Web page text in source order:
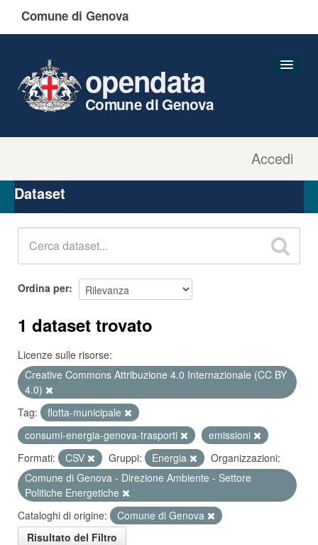
Comune di Genova
Accedi
opendata
Comune di Genova
Organizzazioni
Gruppi
Dataset
Ordina per
1 dataset trovato
Licenze sulle risorse:
Creative Commons Attribuzione 4.0 Internazionale (CC BY
4.0)
Tag:
flotta-municipale
consumi-energia-genova-trasporti
emissioni
Formati:
CSV Gruppi: Energia
Organizzazioni:
Comune di Genova - Direzione Ambiente - Settore
Politiche Energetiche
Cataloghi di origine:
Comune di Genova
Risultato del Filtro